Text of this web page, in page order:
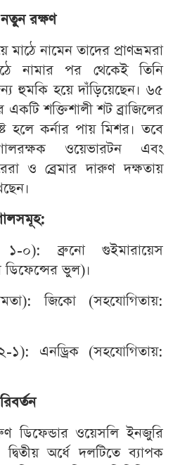
নতুন রক্ষণ
মাঠে নামেন তাদের প্রাণভ্রমরা
নামার পর থেকেই তিনি
হুমকি হয়ে দাঁড়িয়েছেন। ৬৫
একটি শক্তিশালী শট ব্রাজিলের
হলে কর্নার পায় মিশর। তবে
ওয়েভারটন এবং
ও ব্রেমার দারুণ দক্ষতায়
১-০): ব্রুনো গুইমারায়েস
ভুল)।
জিকো (সহযোগিতায়:
১): এনড্রিক (সহযোগিতায়:
ডিফেন্ডার ওয়েসলি ইনজুরি
অর্ধে দলটিতে ব্যাপক